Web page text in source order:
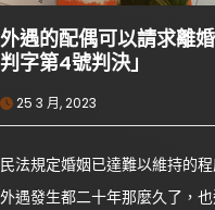
外遇的配偶可以請求離
判字第4號判決」
25 3 月, 2023
民法規定婚姻已達難以維持的
外遇發生都二十年那麼久了，